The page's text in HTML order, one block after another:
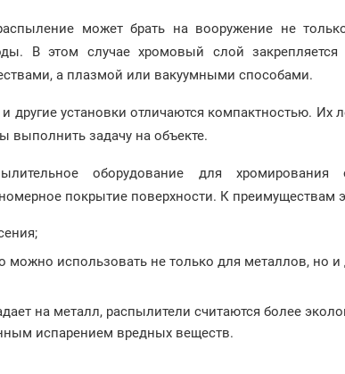
может брать на вооружение не
В этом случае хромовый слой
а плазмой или вакуумными способами.
и другие установки отличаются компактностью. Их
выполнить задачу на объекте.
оборудование для хромирования
покрытие поверхности. К преимуществам
можно использовать не только для металлов, но и
на металл, распылители считаются более
испарением вредных веществ.